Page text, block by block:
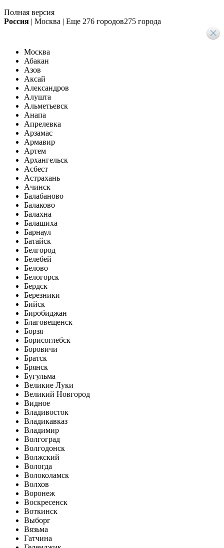
Полная версия
Россия | Москва | Еще 276 городов275 города
Москва
Абакан
Азов
Аксай
Александров
Алушта
Альметьевск
Анапа
Апрелевка
Арзамас
Армавир
Артем
Архангельск
Асбест
Астрахань
Ачинск
Балабаново
Балаково
Балахна
Балашиха
Барнаул
Батайск
Белгород
Белебей
Белово
Белогорск
Бердск
Березники
Бийск
Биробиджан
Благовещенск
Борзя
Борисоглебск
Боровичи
Братск
Брянск
Бугульма
Великие Луки
Великий Новгород
Видное
Владивосток
Владикавказ
Владимир
Волгоград
Волгодонск
Волжский
Вологда
Волоколамск
Волхов
Воронеж
Воскресенск
Воткинск
Выборг
Вязьма
Гатчина